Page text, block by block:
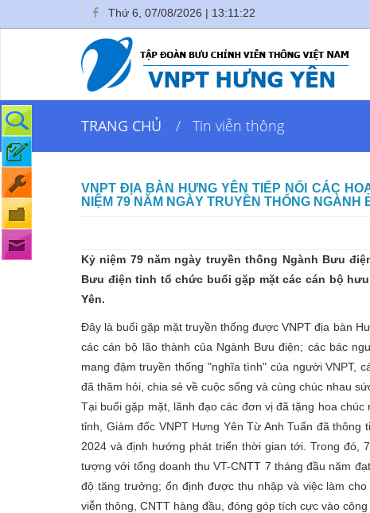
Tra cứu cước
Đăng ký dịch vụ
Báo hỏng
Hóa đơn điện tử
Thứ 6, 07/08/2026 | 13:11:23
TRANG CHỦ Tin viễn thông
VNPT ĐỊA BÀN HƯNG YÊN TIẾP NỐI CÁC
NIỆM 79 NĂM NGÀY TRUYỀN THỐNG NGÀNH
Kỷ niệm 79 năm ngày truyền thống Ngành Bưu
Bưu điện tỉnh tổ chức buổi gặp mặt các cán bộ
Yên.
Đây là buổi gặp mặt truyền thống được VNPT địa bàn
các cán bộ lão thành của Ngành Bưu điện; các bác
mang đậm truyền thống "nghĩa tình" của người VNPT,
đã thăm hỏi, chia sẻ về cuộc sống và cùng chúc nhau
Tại buổi gặp mặt, lãnh đạo các đơn vị đã tặng hoa
tỉnh, Giám đốc VNPT Hưng Yên Từ Anh Tuấn đã
2024 và định hướng phát triển thời gian tới. Trong đó,
tượng với tổng doanh thu VT-CNTT 7 tháng đầu năm
độ tăng trưởng; ổn định được thu nhập và việc làm
viễn thông, CNTT hàng đầu, đóng góp tích cực vào công